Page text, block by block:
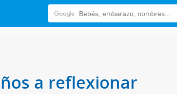
a reflexionar